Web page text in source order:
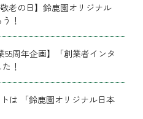
老の日】鈴鹿園オリジナル
！
周年企画】「創業者インタ
！
は 「鈴鹿園オリジナル日本